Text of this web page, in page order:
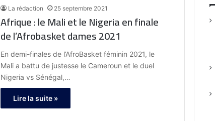
La rédaction 25 septembre 2021
Afrique : le Mali et le Nigeria en finale
de l’Afrobasket dames 2021
En demi-finales de l’AfroBasket féminin 2021, le
Mali a battu de justesse le Cameroun et le duel
Nigeria vs Sénégal,…
Lire la suite »